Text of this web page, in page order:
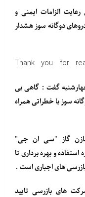
الزامات ایمنی و
دوگانه سوز هشدار
Thank you for
چهارشنبه گفت : گاهی بی
سوز با خطراتی همراه
گاز "سی ان جی"
و بهره برداری تا
های اجباری است .
های بازرسی تایید